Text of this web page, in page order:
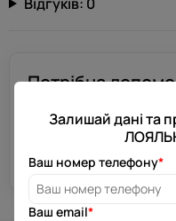
Потрібна
декілька хвилин.
Залишай дані та
Ваш номер телефону*
Ваш email*